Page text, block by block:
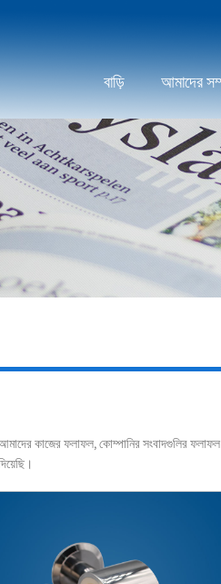
বাড়ি আমাদের
কাজের ফলাফল, কোম্পানির সংবাদগুলির ফলাফল